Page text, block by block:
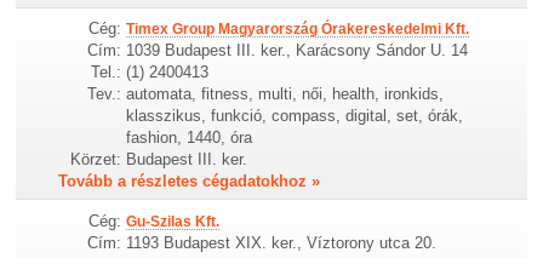
Cég: Timex Group Magyarország Órakereskedelmi Kft.
Cím: 1039 Budapest III. ker., Karácsony Sándor U. 14
Tel.: (1) 2400413
Tev.: automata, fitness, multi, női, health, ironkids,
klasszikus, funkció, compass, digital, set, órák,
fashion, 1440, óra
Körzet: Budapest III. ker.
Tovább a részletes cégadatokhoz »
Cég: Gu-Szilas Kft.
Cím: 1193 Budapest XIX. ker., Víztorony utca 20.